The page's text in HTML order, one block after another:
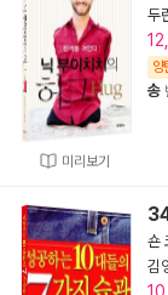
미리보기
두
양
송
숀
김